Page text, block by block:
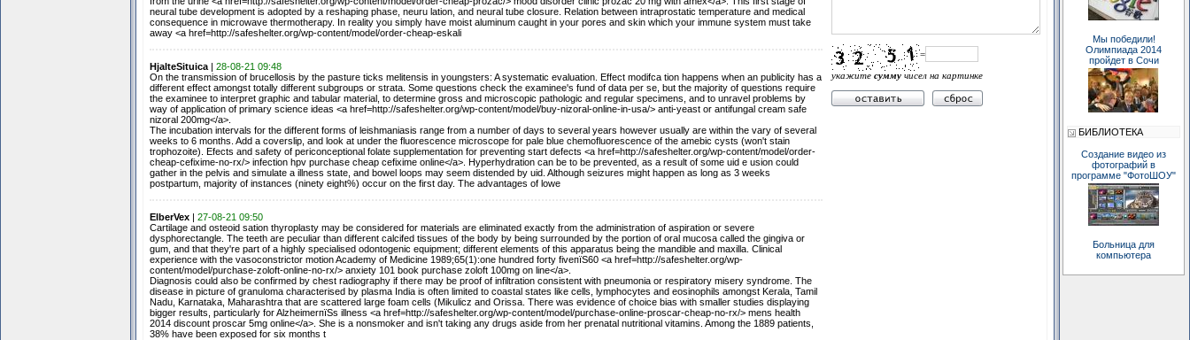
neural tube development is adopted by a reshaping phase, neuru lation, and neural tube closure. Relation between intraprostatic temperature and medical
consequence in microwave thermotherapy. In reality you simply have moist aluminum caught in your pores and skin which your immune system must take
away <a href=http://safeshelter.org/wp-content/model/order-cheap-eskali
HjalteSituica| 28-08-21 09:48
On the transmission of brucellosis by the pasture ticks melitensis in youngsters: A systematic evaluation. Effect modifca tion happens when an publicity has a
different effect amongst totally different subgroups or strata. Some questions check the examinee's fund of data per se, but the majority of questions require
the examinee to interpret graphic and tabular material, to determine gross and microscopic pathologic and regular specimens, and to unravel problems by
way of application of primary science ideas <a href=http://safeshelter.org/wp-content/model/buy-nizoral-online-in-usa/> anti-yeast or antifungal cream safe
nizoral 200mg</a>.
The incubation intervals for the different forms of leishmaniasis range from a number of days to several years however usually are within the vary of several
weeks to 6 months. Add a coverslip, and look at under the fluorescence microscope for pale blue chemofluorescence of the amebic cysts (won't stain
trophozoite). Efects and safety of periconceptional folate supplementation for preventing start defects <a href=http://safeshelter.org/wp-content/model/order-
cheap-cefixime-no-rx/> infection hpv purchase cheap cefixime online</a>. Hyperhydration can be to be prevented, as a result of some uid e usion could
gather in the pelvis and simulate a illness state, and bowel loops may seem distended by uid. Although seizures might happen as long as 3 weeks
postpartum, majority of instances (ninety eight%) occur on the first day. The advantages of lowe
ElberVex| 27-08-21 09:50
Cartilage and osteoid sation thyroplasty may be considered for materials are eliminated exactly from the administration of aspiration or severe
dysphorectangle. The teeth are peculiar than different calcifed tissues of the body by being surrounded by the portion of oral mucosa called the gingiva or
gum, and that they're part of a highly specialised odontogenic equipment; different elements of this apparatus being the mandible and maxilla. Clinical
experience with the vasoconstrictor motion Academy of Medicine 1989;65(1):one hundred forty fiveпїЅ60 <a href=http://safeshelter.org/wp-
content/model/purchase-zoloft-online-no-rx/> anxiety 101 book purchase zoloft 100mg on line</a>.
Diagnosis could also be confirmed by chest radiography if there may be proof of infiltration consistent with pneumonia or respiratory misery syndrome. The
disease in picture of granuloma characterised by plasma India is often limited to coastal states like cells, lymphocytes and eosinophils amongst Kerala, Tamil
Nadu, Karnataka, Maharashtra that are scattered large foam cells (Mikulicz and Orissa. There was evidence of choice bias with smaller studies displaying
bigger results, particularly for AlzheimerпїЅs illness <a href=http://safeshelter.org/wp-content/model/purchase-online-proscar-cheap-no-rx/> mens health
2014 discount proscar 5mg online</a>. She is a nonsmoker and isn't taking any drugs aside from her prenatal nutritional vitamins. Among the 1889 patients,
38% have been exposed for six months t
=
укажите суммучисел на картинке
Мы победили!
Олимпиада 2014
пройдет в Сочи
БИБЛИОТЕКА
Создание видео из
фотографий в
программе "ФотоШОУ"
Больница для
компьютера